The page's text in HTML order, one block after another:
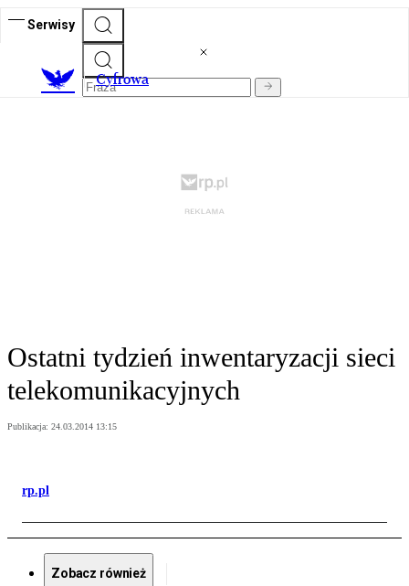
Serwisy
Cyfrowa
Ostatni tydzień inwentaryzacji sieci
telekomunikacyjnych
Publikacja: 24.03.2014 13:15
rp.pl
Zobacz również